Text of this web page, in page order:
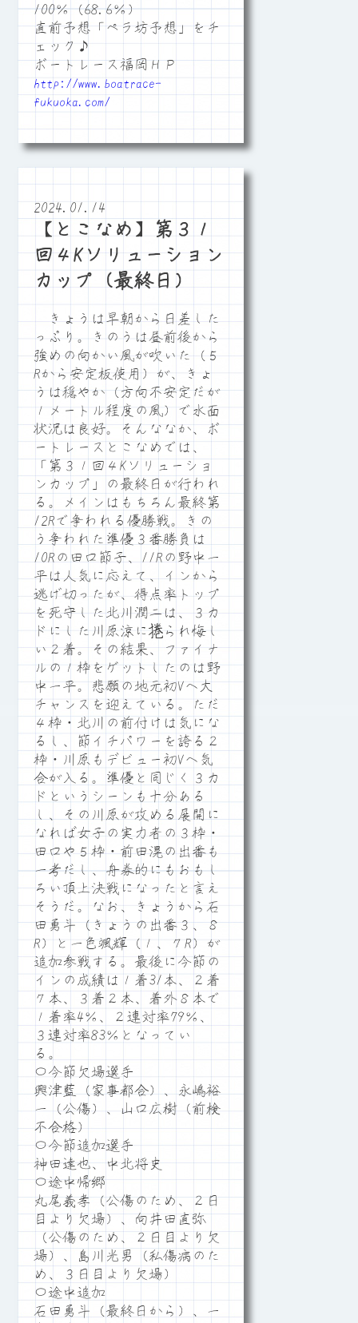
100％（68.6％）
直前予想「ペラ坊予想」をチ
ェック♪
ボートレース福岡ＨＰ
http://www.boatrace-
fukuoka.com/
2024.01.14
【とこなめ】第３１
回４Kソリューション
カップ（最終日）
きょうは早朝から日差した
っぷり。きのうは昼前後から
強めの向かい風が吹いた（５
Rから安定板使用）が、きょ
うは穏やか（方向不安定だが
１メートル程度の風）で水面
状況は良好。そんななか、ボ
ートレースとこなめでは、
「第３１回４Kソリューショ
ンカップ」の最終日が行われ
る。メインはもちろん最終第
12Rで争われる優勝戦。きの
う争われた準優３番勝負は
10Rの田口節子、11Rの野中一
平は人気に応えて、インから
逃げ切ったが、得点率トップ
を死守した北川潤二は、３カ
ドにした川原涼に捲られ悔し
い２着。その結果、ファイナ
ルの１枠をゲットしたのは野
中一平。悲願の地元初Vへ大
チャンスを迎えている。ただ
４枠・北川の前付けは気にな
るし、節イチパワーを誇る２
枠・川原もデビュー初Vへ気
合が入る。準優と同じく３カ
ドというシーンも十分ある
し、その川原が攻める展開に
なれば女子の実力者の３枠・
田口や５枠・前田滉の出番も
一考だし、舟券的にもおもし
ろい頂上決戦になったと言え
そうだ。なお、きょうから石
田勇斗（きょうの出番３、８
R）と一色颯輝（１、７R）が
追加参戦する。最後に今節の
インの成績は１着31本、２着
７本、３着２本、着外８本で
１着率4％、２連対率79％、
３連対率83％となってい
る。
〇今節欠場選手
興津藍（家事都合）、永嶋裕
一（公傷）、山口広樹（前検
不合格）
〇今節追加選手
神田達也、中北将史
〇途中帰郷
丸尾義孝（公傷のため、２日
目より欠場）、向井田直弥
（公傷のため、２日目より欠
場）、島川光男（私傷病のた
め、３日目より欠場）
〇途中追加
石田勇斗（最終日から）、一